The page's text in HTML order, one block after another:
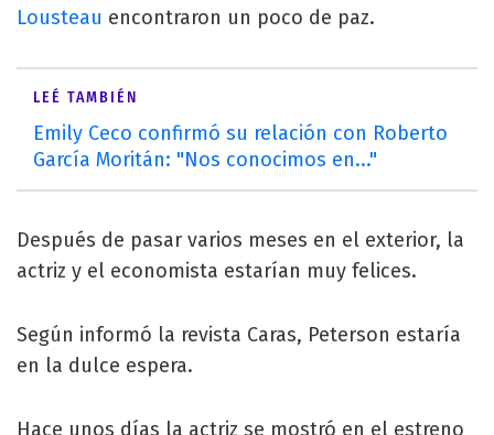
Lousteau encontraron un poco de paz.
LEÉ TAMBIÉN
Emily Ceco confirmó su relación con Roberto
García Moritán: "Nos conocimos en..."
Después de pasar varios meses en el exterior, la
actriz y el economista estarían muy felices.
Según informó la revista Caras, Peterson estaría
en la dulce espera.
Hace unos días la actriz se mostró en el estreno